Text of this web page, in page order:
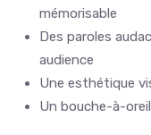
mémorisable
Des paroles
audience
Une esthétique
Un bouche-à-